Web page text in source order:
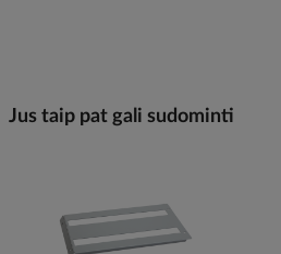
Jus taip pat gali sudominti